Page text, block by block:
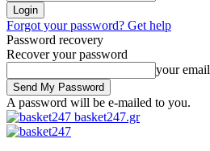
Forgot your password? Get help
Password recovery
Recover your password
your email
A password will be e-mailed to you.
basket247.gr